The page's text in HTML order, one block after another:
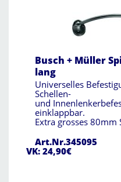
Busch + Müller
lang
Universelles
Schellen-
und
einklappbar.
Extra grosses 80mm
Art.Nr.345095
VK: 24,90€